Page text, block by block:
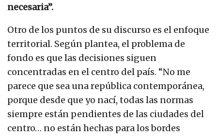
necesaria”.
Otro de los puntos de su discurso es el enfoque
territorial. Según plantea, el problema de
fondo es que las decisiones siguen
concentradas en el centro del país. “No me
parece que sea una república contemporánea,
porque desde que yo nací, todas las normas
siempre están pendientes de las ciudades del
centro… no están hechas para los bordes